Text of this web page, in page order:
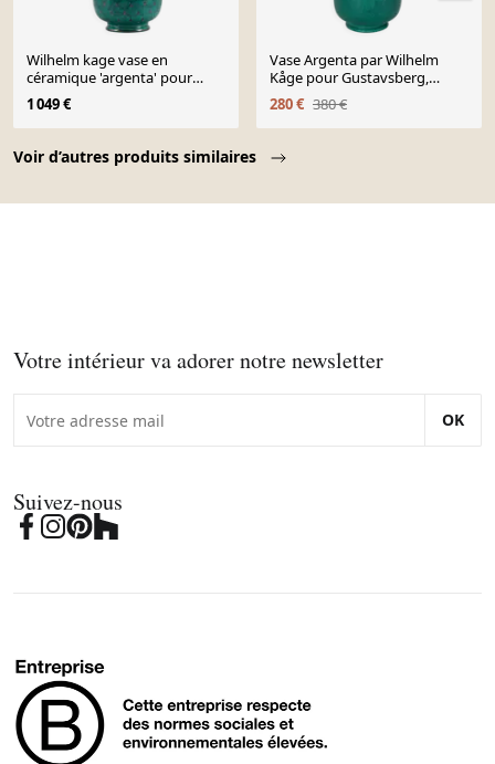
Voir d’autres produits similaires
Wilhelm kage vase en
céramique 'argenta' pour
gustavsberg suède 1940s
marqué
1 049 €
Vase Argenta par Wilhelm
Kåge pour Gustavsberg,
années 1930.
280 € 380 €
Votre intérieur va adorer notre newsletter
OK
Suivez-nous